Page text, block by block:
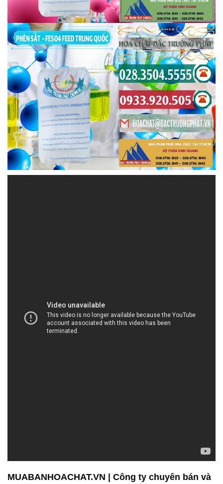
MUABANHOACHAT.VN | Công ty chuyên bán và